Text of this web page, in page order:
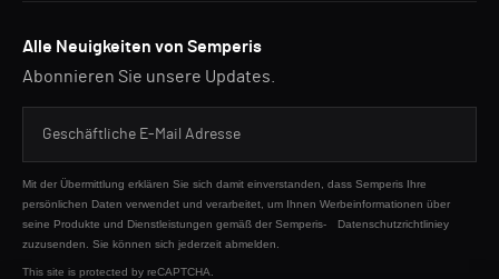
Alle Neuigkeiten von Semperis
Abonnieren Sie unsere Updates.
Mit der Übermittlung erklären Sie sich damit einverstanden, dass Semperis Ihre
persönlichen Daten verwendet und verarbeitet, um Ihnen Werbeinformationen über
seine Produkte und Dienstleistungen gemäß der Semperis-
Datenschutzrichtliniey
zuzusenden. Sie können sich jederzeit abmelden.
This site is protected by reCAPTCHA.